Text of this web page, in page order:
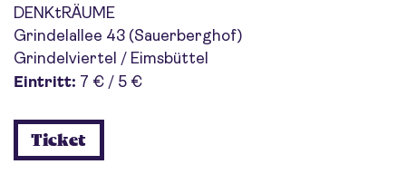
DENKtRÄUME
Grindelallee 43 (Sauerberghof)
Grindelviertel / Eimsbüttel
Eintritt: 7 € / 5 €
Ticket